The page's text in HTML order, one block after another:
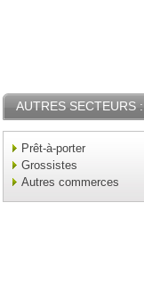
AUTRES SECTEURS :
Prêt-à-porter
Grossistes
Autres commerces